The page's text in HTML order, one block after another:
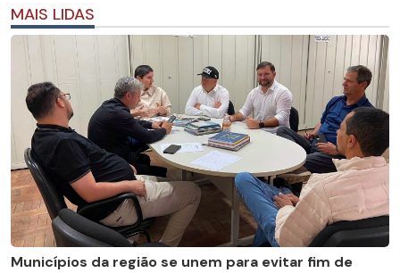
MAIS LIDAS
Municípios da região se unem para evitar fim de